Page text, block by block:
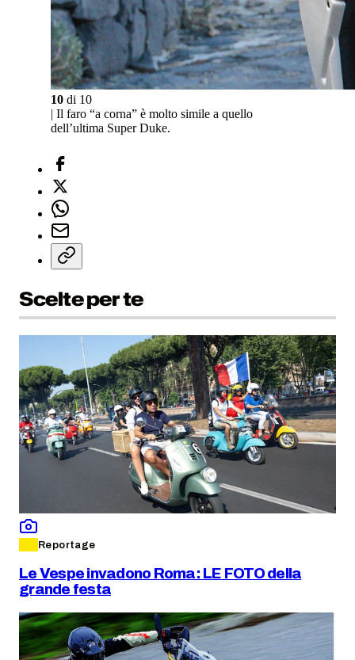
10 di 10
| Il faro “a corna” è molto simile a quello
dell’ultima Super Duke.
Scelte per te
Reportage
Le Vespe invadono Roma: LE FOTO della
grande festa